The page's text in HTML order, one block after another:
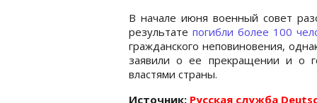
В начале июня военный совет
результате погибли более 100
гражданского неповиновения,
заявили о ее прекращении и о
властями страны.
Источник: Русская служба